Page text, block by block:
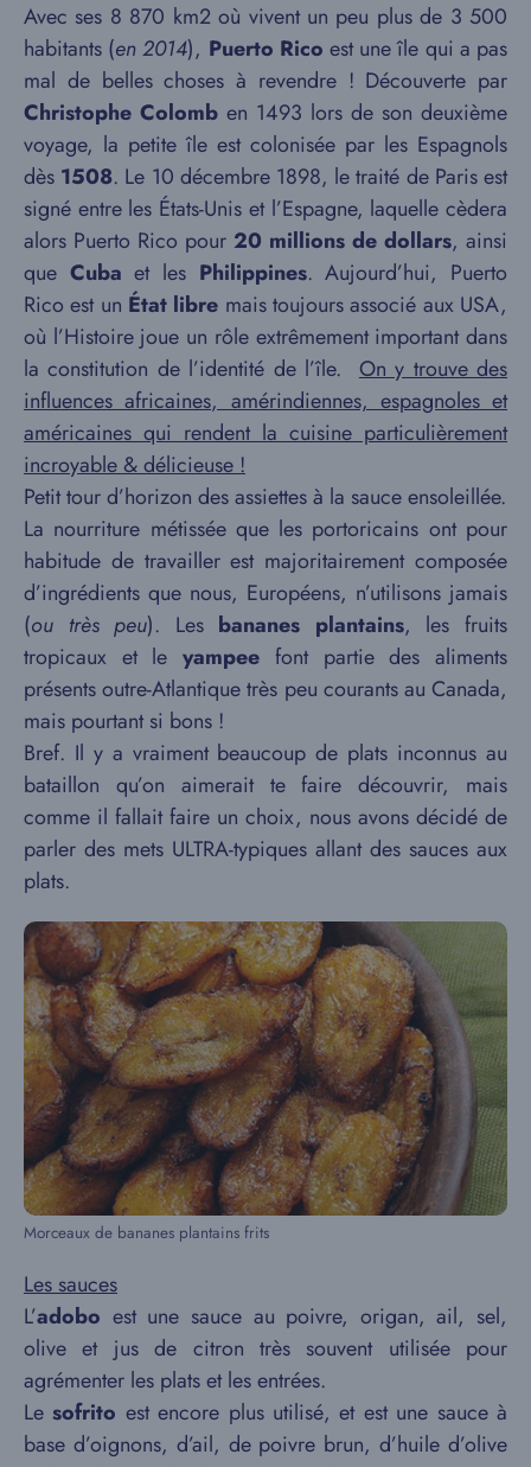
Avec ses 8 870 km2 où vivent un peu plus de 3 500
habitants (en 2014), Puerto Rico est une île qui a pas
mal de belles choses à revendre ! Découverte par
Christophe Colomb en 1493 lors de son deuxième
voyage, la petite île est colonisée par les Espagnols
dès 1508. Le 10 décembre 1898, le traité de Paris est
signé entre les États-Unis et l’Espagne, laquelle cèdera
alors Puerto Rico pour 20 millions de dollars, ainsi
que Cuba et les Philippines. Aujourd’hui, Puerto
Rico est un État libre mais toujours associé aux USA,
où l’Histoire joue un rôle extrêmement important dans
la constitution de l’identité de l’île. On y trouve des
influences africaines, amérindiennes, espagnoles et
américaines qui rendent la cuisine particulièrement
incroyable & délicieuse !
Petit tour d’horizon des assiettes à la sauce ensoleillée.
La nourriture métissée que les portoricains ont pour
habitude de travailler est majoritairement composée
d’ingrédients que nous, Européens, n’utilisons jamais
(ou très peu). Les bananes plantains, les fruits
tropicaux et leyampee font partie des aliments
présents outre-Atlantique très peu courants au Canada,
mais pourtant si bons !
Bref. Il y a vraiment beaucoup de plats inconnus au
bataillon qu’on aimerait te faire découvrir, mais
comme il fallait faire un choix, nous avons décidé de
parler des mets ULTRA-typiques allant des sauces aux
plats.
Morceaux de bananes plantains frits
Les sauces
L’adobo est une sauce au poivre, origan, ail, sel,
olive et jus de citron très souvent utilisée pour
agrémenter les plats et les entrées.
Lesofrito est encore plus utilisé, et est une sauce à
base d’oignons, d’ail, de poivre brun, d’huile d’olive